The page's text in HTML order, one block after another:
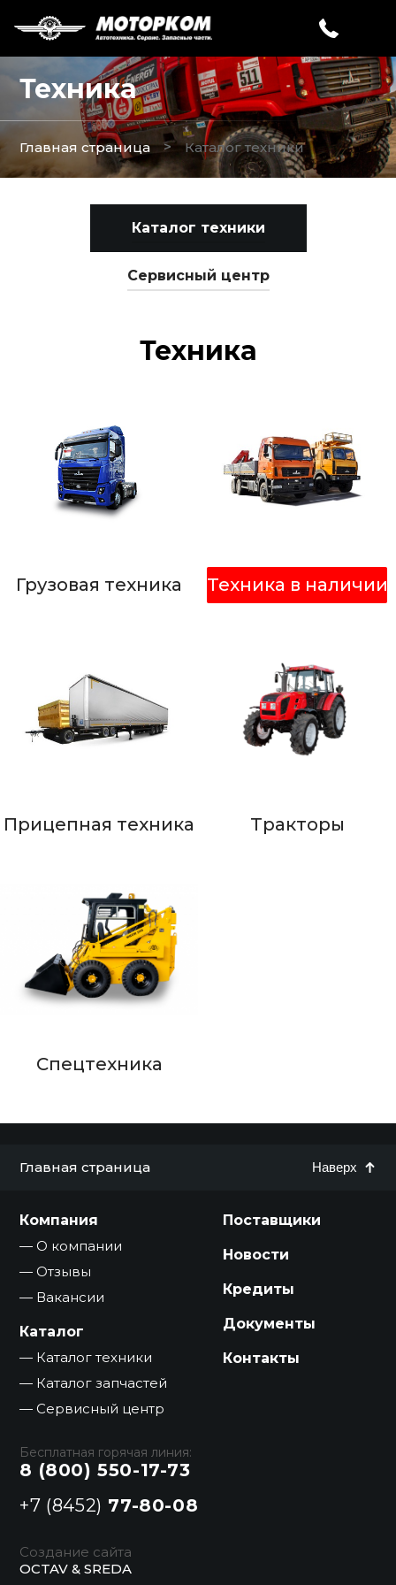
Техника
Главная страница > Каталог техники
Каталог техники
Сервисный центр
Техника
Грузовая техника Техника в наличии
Прицепная техника Тракторы
Спецтехника
Главная страница Наверх
Компания
О компании
Отзывы
Вакансии
Каталог
Каталог техники
Каталог запчастей
Сервисный центр
Поставщики
Новости
Кредиты
Документы
Контакты
Бесплатная горячая линия:
8 (800) 550-17-73
+7 (8452) 77-80-08
Создание сайта
OCTAV & SREDA